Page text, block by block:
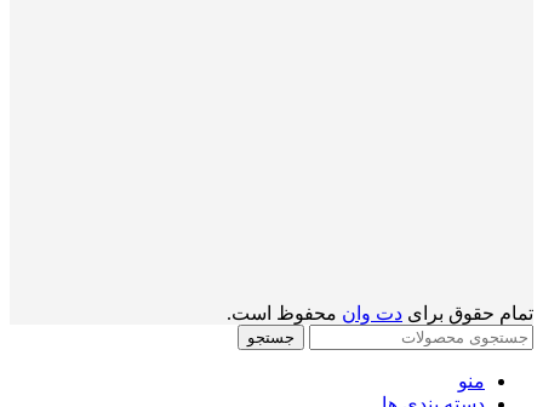
تمام حقوق برای دت وان محفوظ است.
جستجو
منو